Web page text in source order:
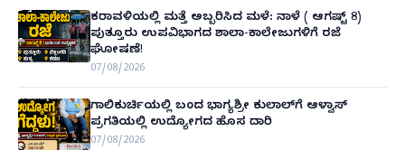
ಕರಾವಳಿಯಲ್ಲಿ ಮತ್ತೆ ಅಬ್ಬರಿಸಿದ ಮಳೆ: ನಾಳೆ ( ಆಗಷ್ಟ್ 8)
ಪುತ್ತೂರು ಉಪವಿಭಾಗದ ಶಾಲಾ-ಕಾಲೇಜುಗಳಿಗೆ ರಜೆ
ಘೋಷಣೆ!
07/08/2026
ಗಾಲಿಕುರ್ಚಿಯಲ್ಲಿ ಬಂದ ಭಾಗ್ಯಶ್ರೀ ಕುಲಾಲ್‌ಗೆ ಆಳ್ವಾಸ್
ಪ್ರಗತಿಯಲ್ಲಿ ಉದ್ಯೋಗದ ಹೊಸ ದಾರಿ
07/08/2026